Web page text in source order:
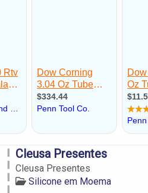
Cleusa Presentes
Cleusa Presentes
Silicone em Moema